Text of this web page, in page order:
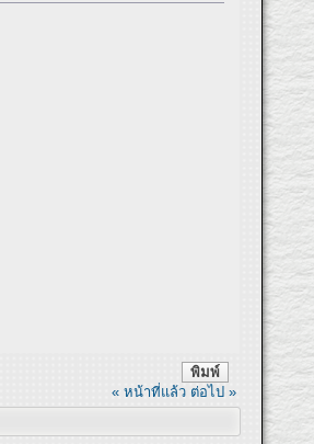
พิมพ์
« หน้าที่แล้ว ต่อไป »